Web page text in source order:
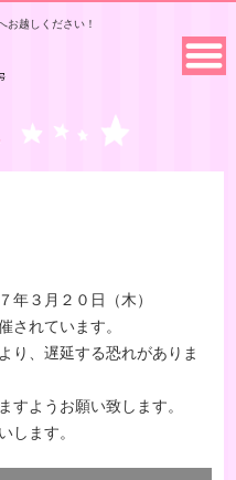
お越しください！
年３月２０日（木）
されています。
り、遅延する恐れがありま
すようお願い致します。
します。